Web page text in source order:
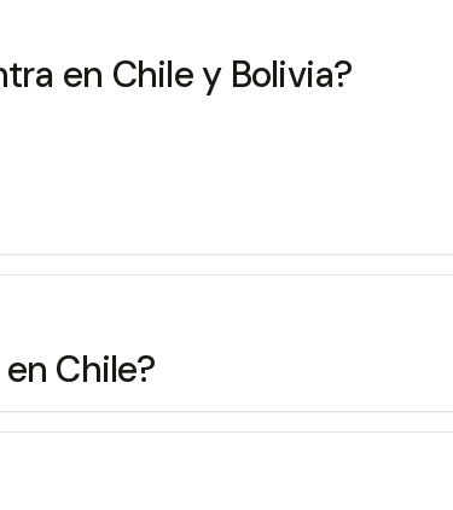
en Chile y Bolivia?
Chile?